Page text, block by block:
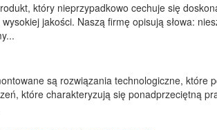
który nieprzypadkowo cechuje się
jakości. Naszą firmę opisują słowa:
są rozwiązania technologiczne, które
które charakteryzują się ponadprzeciętną